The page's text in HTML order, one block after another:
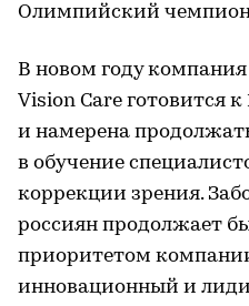
Олимпийский чемпион
В новом году
Vision Care готовится
и намерена
в обучение
коррекции зрения.
россиян продолжает
приоритетом
инновационный и